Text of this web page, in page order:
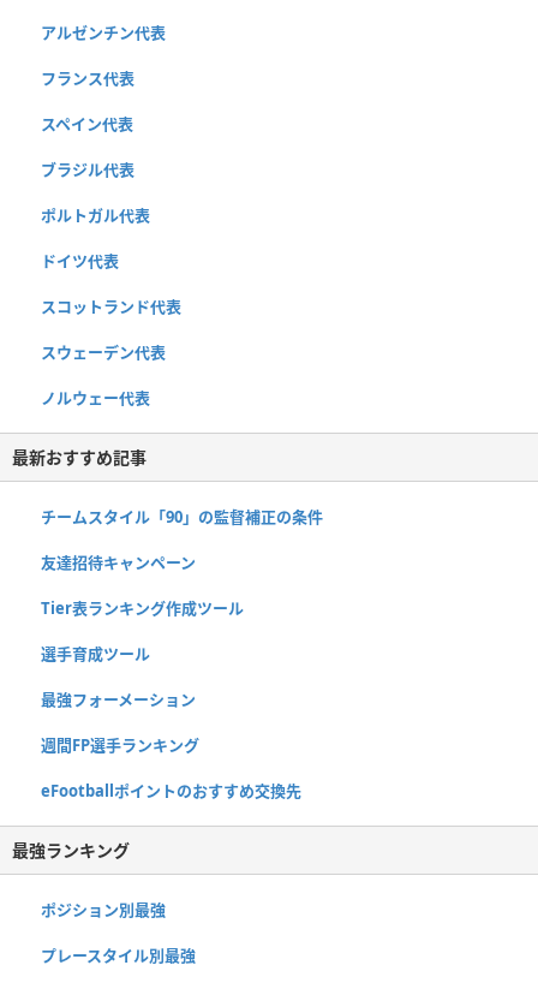
アルゼンチン代表
フランス代表
スペイン代表
ブラジル代表
ポルトガル代表
ドイツ代表
スコットランド代表
スウェーデン代表
ノルウェー代表
最新おすすめ記事
チームスタイル「90」の監督補正の条件
友達招待キャンペーン
Tier表ランキング作成ツール
選手育成ツール
最強フォーメーション
週間FP選手ランキング
eFootballポイントのおすすめ交換先
最強ランキング
ポジション別最強
プレースタイル別最強